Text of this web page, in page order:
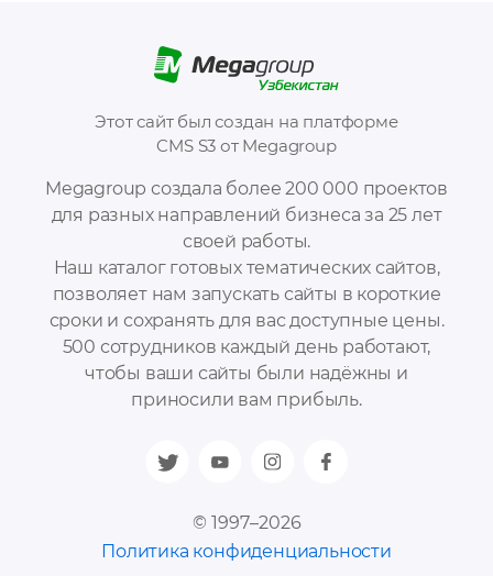
Megagroup создала более 200 000 проектов
для разных направлений бизнеса за 25 лет
своей работы.
Наш каталог готовых тематических сайтов,
позволяет нам запускать сайты в короткие
сроки и сохранять для вас доступные цены.
500 сотрудников каждый день работают,
чтобы ваши сайты были надёжны и
приносили вам прибыль.
© 1997–2026
Политика конфиденциальности
Этот сайт был создан на платформе
CMS S3 от Megagroup